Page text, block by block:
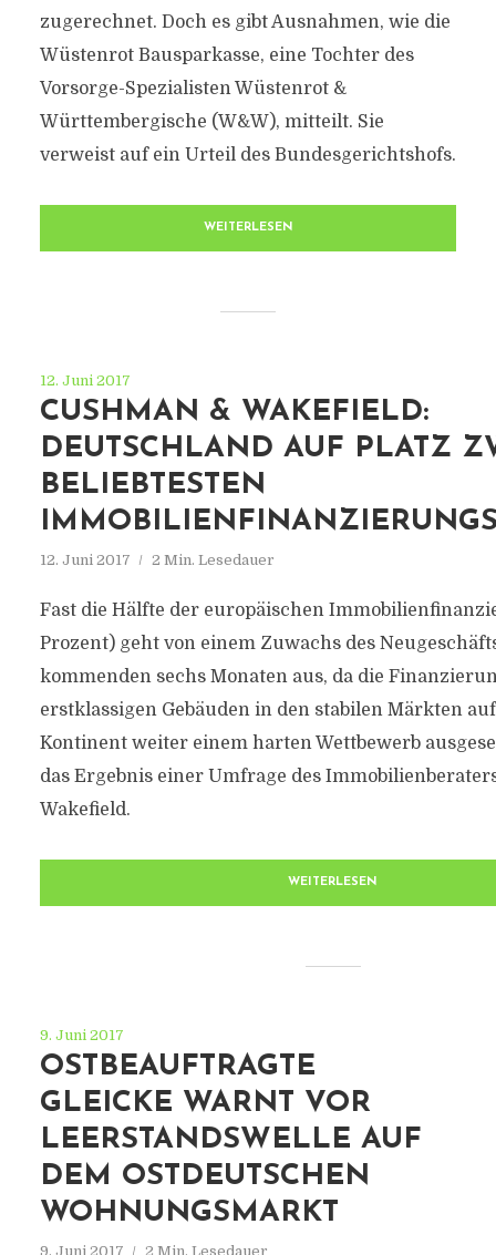
Alle Informationen rund um Dresden
zugerechnet. Doch es gibt Ausnahmen, wie die
Wüstenrot Bausparkasse, eine Tochter des
Vorsorge-Spezialisten Wüstenrot &
Württembergische (W&W), mitteilt. Sie
verweist auf ein Urteil des Bundesgerichtshofs.
WEITERLESEN
12. Juni 2017
CUSHMAN & WAKEFIELD:
DEUTSCHLAND AUF PLATZ
BELIEBTESTEN
12. Juni 2017 2 Min. Lesedauer
Fast die Hälfte der europäischen
Prozent) geht von einem Zuwachs des
kommenden sechs Monaten aus, da die
erstklassigen Gebäuden in den stabilen Märkten
Kontinent weiter einem harten Wettbewerb
das Ergebnis einer Umfrage des
Wakefield.
WEITERLESEN
9. Juni 2017
OSTBEAUFTRAGTE
GLEICKE WARNT VOR
LEERSTANDSWELLE AUF
DEM OSTDEUTSCHEN
WOHNUNGSMARKT
9. Juni 2017 2 Min. Lesedauer